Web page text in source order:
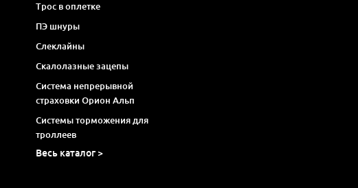
Трос в оплетке
ПЭ шнуры
Слеклайны
Скалолазные зацепы
Система непрерывной
страховки Орион Альп
Системы торможения для
троллеев
Весь каталог >